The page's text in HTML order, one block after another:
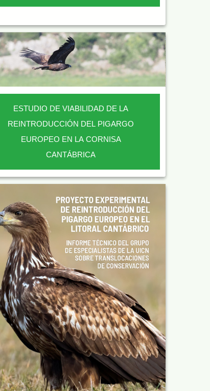
ESTUDIO DE VIABILIDAD DE LA
REINTRODUCCIÓN DEL PIGARGO
EUROPEO EN LA CORNISA
CANTÁBRICA